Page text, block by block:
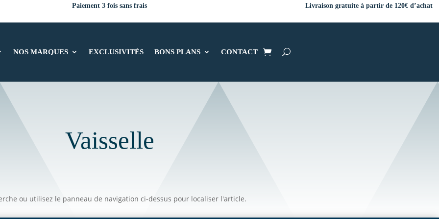
Paiement 3 fois sans frais Livraison gratuite à partir de 120€ d’achat
NOS MARQUES EXCLUSIVITÉS BONS PLANS CONTACT
Vaisselle
ou utilisez le panneau de navigation ci-dessus pour localiser l'article.